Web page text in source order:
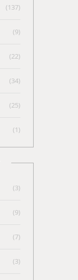
(137)
(9)
(22)
(34)
(25)
(1)
(3)
(9)
(7)
(3)